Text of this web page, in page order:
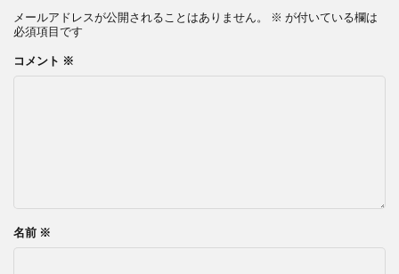
メールアドレスが公開されることはありません。 ※ が付いている欄は
必須項目です
コメント ※
名前 ※